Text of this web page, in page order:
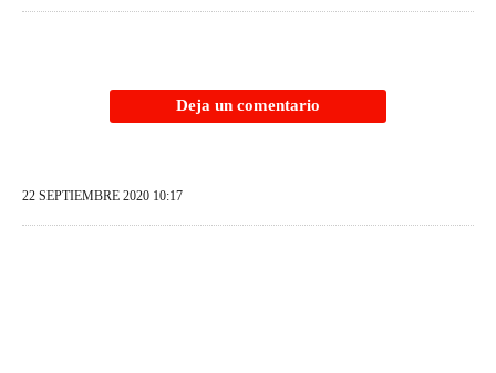
Deja un comentario
22 SEPTIEMBRE 2020 10:17